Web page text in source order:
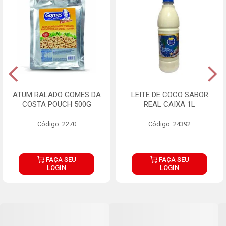
ATUM RALADO GOMES DA
COSTA POUCH 500G
Código: 2270
FAÇA SEU
LOGIN
LEITE DE COCO SABOR
REAL CAIXA 1L
Código: 24392
FAÇA SEU
LOGIN